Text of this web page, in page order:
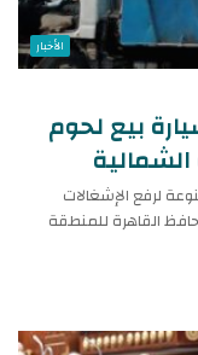
الأخبار
بيع لحوم
لرفع الإشغالات
القاهرة للمنطقة